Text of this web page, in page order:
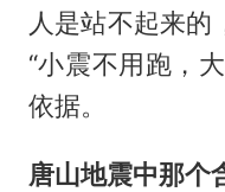
人是站不起来
“小震不用跑，
依据。
唐山地震中那个